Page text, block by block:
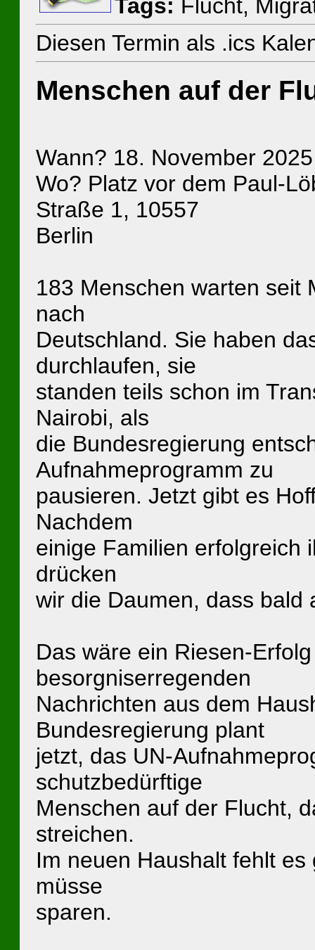
Tags: Flucht,
Diesen Termin als .ics
Menschen auf der
Wann? 18. November
Wo? Platz vor dem Paul-
Straße 1, 10557
Berlin
183 Menschen warten seit
nach
Deutschland. Sie haben
durchlaufen, sie
standen teils schon im
Nairobi, als
die Bundesregierung
Aufnahmeprogramm zu
pausieren. Jetzt gibt es
Nachdem
einige Familien erfolgreich
drücken
wir die Daumen, dass bald
Das wäre ein Riesen-
besorgniserregenden
Nachrichten aus dem
Bundesregierung plant
jetzt, das UN-
schutzbedürftige
Menschen auf der Flucht,
streichen.
Im neuen Haushalt fehlt
müsse
sparen.